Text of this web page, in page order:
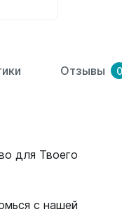
Отзывы 0
для Твоего
с нашей